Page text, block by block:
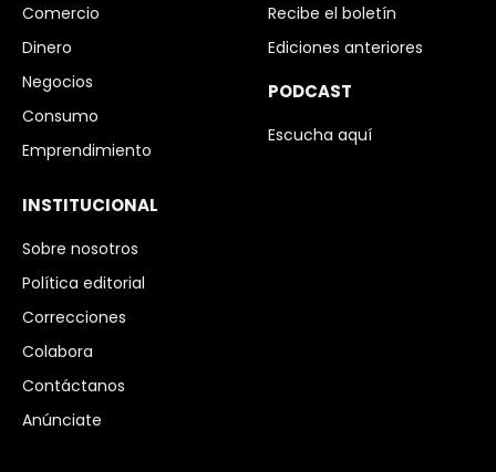
Comercio
Dinero
Negocios
Consumo
Emprendimiento
Recibe el boletín
Ediciones anteriores
PODCAST
Escucha aquí
INSTITUCIONAL
Sobre nosotros
Política editorial
Correcciones
Colabora
Contáctanos
Anúnciate